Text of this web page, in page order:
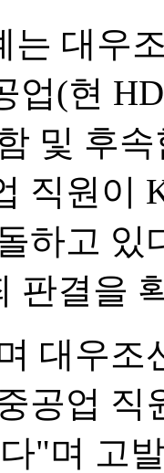
는 대우
업(현
및 후
직원이
하고 있
판결을
대우
공업 직
"며 고